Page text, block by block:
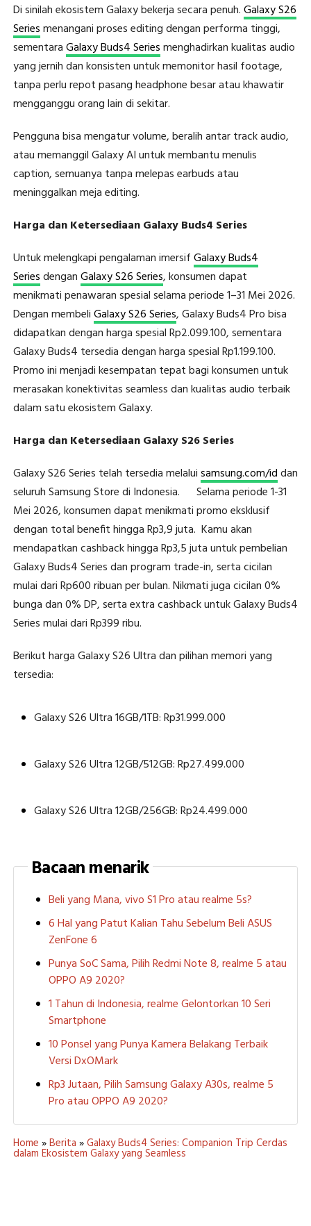
Di sinilah ekosistem Galaxy bekerja secara penuh.Galaxy S26
Seriesmenangani proses editing dengan performa tinggi,
sementaraGalaxy Buds4 Seriesmenghadirkan kualitas audio
yang jernih dan konsisten untuk memonitor hasil footage,
tanpa perlu repot pasang headphone besar atau khawatir
mengganggu orang lain di sekitar.
Pengguna bisa mengatur volume, beralih antar track audio,
atau memanggil Galaxy AI untuk membantu menulis
caption, semuanya tanpa melepas earbuds atau
meninggalkan meja editing.
Harga dan Ketersediaan Galaxy Buds4 Series
Untuk melengkapi pengalaman imersifGalaxy Buds4
SeriesdenganGalaxy S26 Series, konsumen dapat
menikmati penawaran spesial selama periode 1–31 Mei 2026.
Dengan membeliGalaxy S26 Series, Galaxy Buds4 Pro bisa
didapatkan dengan harga spesial Rp2.099.100, sementara
Galaxy Buds4 tersedia dengan harga spesial Rp1.199.100.
Promo ini menjadi kesempatan tepat bagi konsumen untuk
merasakan konektivitas seamless dan kualitas audio terbaik
dalam satu ekosistem Galaxy.
Harga dan Ketersediaan Galaxy S26 Series
Galaxy S26 Series telah tersedia melaluisamsung.com/iddan
seluruh Samsung Store di Indonesia. Selama periode 1-31
Mei 2026, konsumen dapat menikmati promo eksklusif
dengan total benefit hingga Rp3,9 juta. Kamu akan
mendapatkan cashback hingga Rp3,5 juta untuk pembelian
Galaxy Buds4 Series dan program trade-in, serta cicilan
mulai dari Rp600 ribuan per bulan. Nikmati juga cicilan 0%
bunga dan 0% DP, serta extra cashback untuk Galaxy Buds4
Series mulai dari Rp399 ribu.
Berikut harga Galaxy S26 Ultra dan pilihan memori yang
tersedia:
Galaxy S26 Ultra 16GB/1TB: Rp31.999.000
Galaxy S26 Ultra 12GB/512GB: Rp27.499.000
Galaxy S26 Ultra 12GB/256GB: Rp24.499.000
Bacaan menarik
Beli yang Mana, vivo S1 Pro atau realme 5s?
6 Hal yang Patut Kalian Tahu Sebelum Beli ASUS
ZenFone 6
Punya SoC Sama, Pilih Redmi Note 8, realme 5 atau
OPPO A9 2020?
1 Tahun di Indonesia, realme Gelontorkan 10 Seri
Smartphone
10 Ponsel yang Punya Kamera Belakang Terbaik
Versi DxOMark
Rp3 Jutaan, Pilih Samsung Galaxy A30s, realme 5
Pro atau OPPO A9 2020?
Home »Berita »Galaxy Buds4 Series: Companion Trip Cerdas
dalam Ekosistem Galaxy yang Seamless